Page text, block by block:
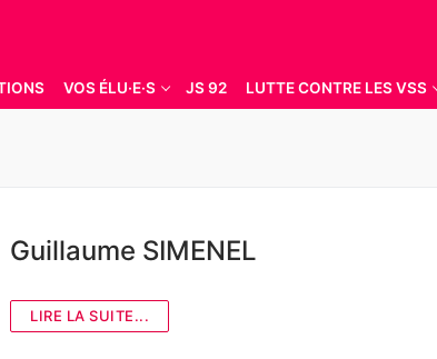
VOS ÉLU·E·S JS 92 LUTTE CONTRE LES VSS
Guillaume SIMENEL
LIRE LA SUITE...